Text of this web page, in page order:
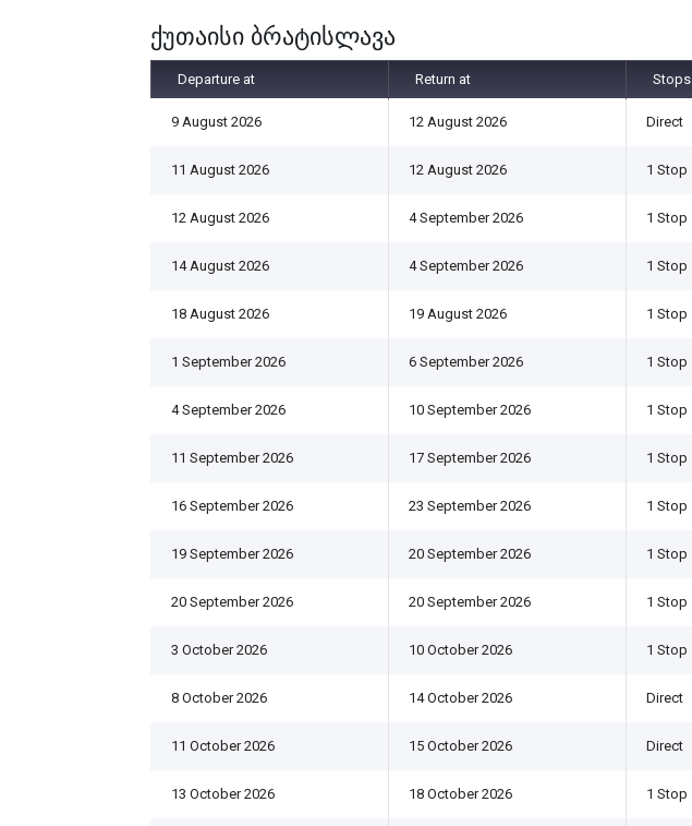
ქუთაისი ბრატისლავა
Departure at Return at Stops
9 August 2026 12 August 2026 Direct
11 August 2026 12 August 2026 1 Stop
12 August 2026 4 September 2026 1 Stop
14 August 2026 4 September 2026 1 Stop
18 August 2026 19 August 2026 1 Stop
1 September 2026 6 September 2026 1 Stop
4 September 2026 10 September 2026 1 Stop
11 September 2026 17 September 2026 1 Stop
16 September 2026 23 September 2026 1 Stop
19 September 2026 20 September 2026 1 Stop
20 September 2026 20 September 2026 1 Stop
3 October 2026 10 October 2026 1 Stop
8 October 2026 14 October 2026 Direct
11 October 2026 15 October 2026 Direct
13 October 2026 18 October 2026 1 Stop